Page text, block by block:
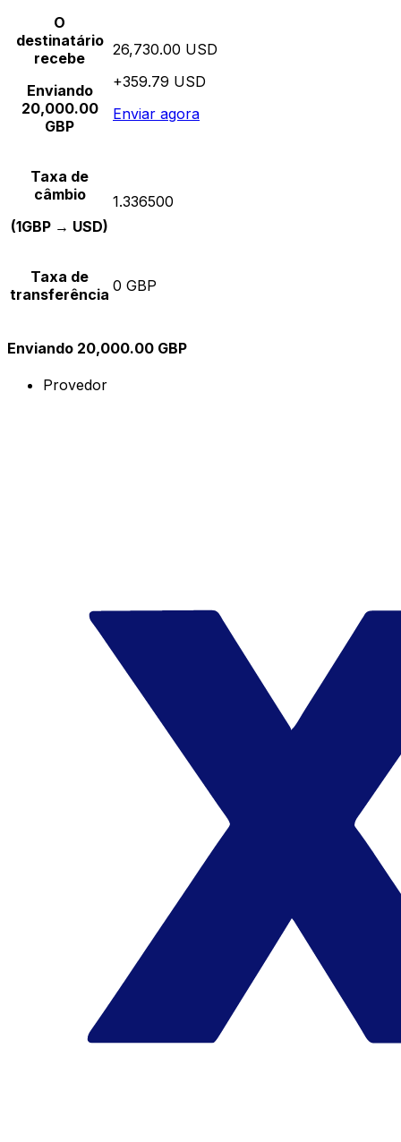
O
destinatário
recebe
Enviando
20,000.00
GBP
26,730.00 USD
+359.79 USD
Enviar agora
Taxa de
câmbio
(1GBP → USD)
1.336500
Taxa de
transferência 0 GBP
Enviando 20,000.00 GBP
Provedor